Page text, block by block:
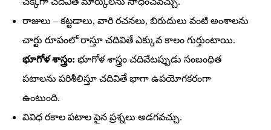
రాజులు – కట్టడాలు, వారి రచనలు, బిరుదులు వంటి అంశాలను
చార్టు రూపంలో రాస్తూ చదివితే ఎక్కువ కాలం గుర్తుంటాయి.
భూగోళ శాస్త్రం: భూగోళ శాస్త్రం చదివేటప్పుడు సంబంధిత
పటాలను పరిశీలిస్తూ చదివితే భాగా ఉపయోగకరంగా
ఉంటుంది.
వివిధ రకాల పటాల పైన ప్రశ్నలు అడగవచ్చు.